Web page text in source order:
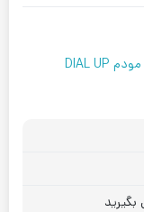
مودم DIAL UP